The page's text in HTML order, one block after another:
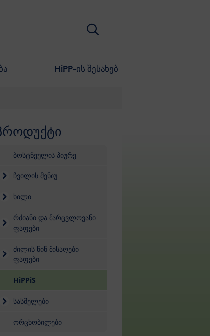
HiPP-ის შესახებ
ძიება
პროდუქტების სიაზე
ბოსტნეულის პიურე
ჩვილის მენიუ
ხილი
რძიანი და მარცვლოვანი
ფაფები
ძილის წინ მისაღები
ფაფები
HiPPiS
სასმელები
ორცხობილები